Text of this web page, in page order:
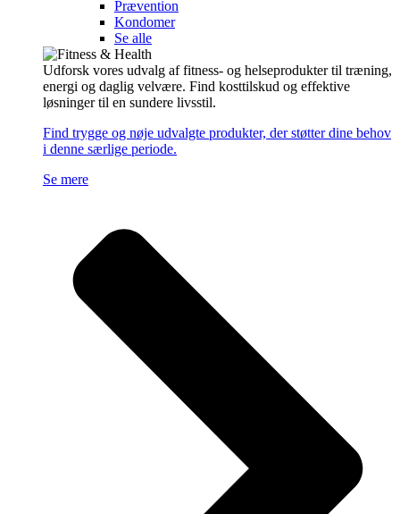
Prævention
Kondomer
Se alle
Udforsk vores udvalg af fitness- og helseprodukter til træning,
energi og daglig velvære. Find kosttilskud og effektive
løsninger til en sundere livsstil.
Find trygge og nøje udvalgte produkter, der støtter dine behov
i denne særlige periode.
Se mere